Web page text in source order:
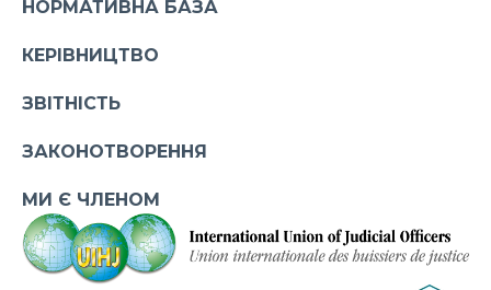
НОРМАТИВНА БАЗА
КЕРІВНИЦТВО
ЗВІТНІСТЬ
ЗАКОНОТВОРЕННЯ
МИ Є ЧЛЕНОМ